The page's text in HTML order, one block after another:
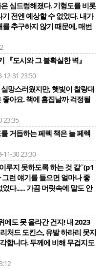
심드렁해졌다. 기형도를 비롯
전엔 예상할 수 없었다. 내가
추구하지 않기 때문에, 매번
『도시와 그 불확실한 벽』
31 23:50
망스러웠지만, 햇빛이 찰랑대
아요. 책에 흠집날까 걱정될
23:35
거듭하는 페렉 책은 늘 페렉
30 23:30
루지 못하도록 하는 것 같˝(p1
런 얘기를 들으면 얼마나 좋
다...... 가끔 머릿속에 말도 안
에도 못 올라간 건지! 내 2023
처드 도킨스, 유발 하라리 못지
합니다. 두께에 비해 무겁지도